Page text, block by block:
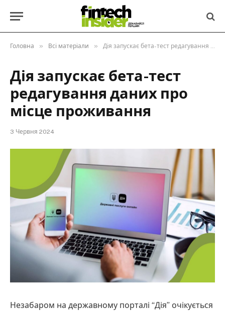
Головна » Всі матеріали » Дія запускає бета-тест редагування даних про місце проживання
Дія запускає бета-тест
редагування даних про
місце проживання
3 Червня 2024
Незабаром на державному порталі “Дія” очікується